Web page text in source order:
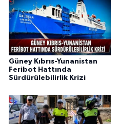
Güney Kıbrıs-Yunanistan
Feribot Hattında
Sürdürülebilirlik Krizi